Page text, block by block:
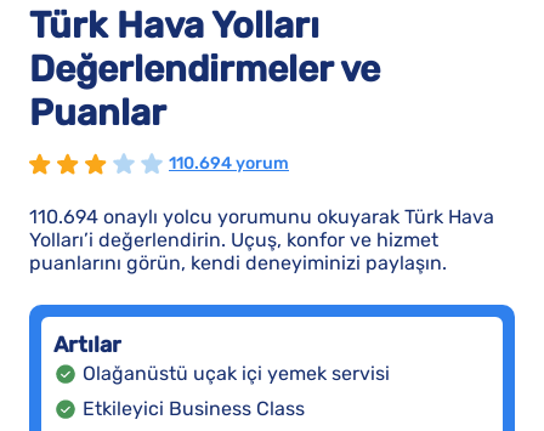
Türk Hava Yolları
Değerlendirmeler ve
Puanlar
110.694 yorum
110.694 onaylı yolcu yorumunu okuyarak Türk Hava
Yolları’i değerlendirin. Uçuş, konfor ve hizmet
puanlarını görün, kendi deneyiminizi paylaşın.
Artılar
Olağanüstü uçak içi yemek servisi
Etkileyici Business Class